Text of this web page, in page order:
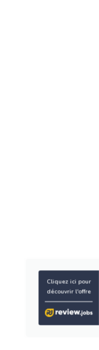
Cliquez ici pour
découvrir l'offre